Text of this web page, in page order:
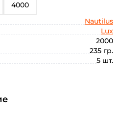
4000
Nautilus
Lux
2000
235 гр.
5 шт.